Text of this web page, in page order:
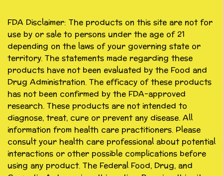
FDA Disclaimer: The products on this site are not for
use by or sale to persons under the age of 21
depending on the laws of your governing state or
territory. The statements made regarding these
products have not been evaluated by the Food and
Drug Administration. The efficacy of these products
has not been confirmed by the FDA-approved
research. These products are not intended to
diagnose, treat, cure or prevent any disease. All
information from health care practitioners. Please
consult your health care professional about potential
interactions or other possible complications before
using any product. The Federal Food, Drug, and